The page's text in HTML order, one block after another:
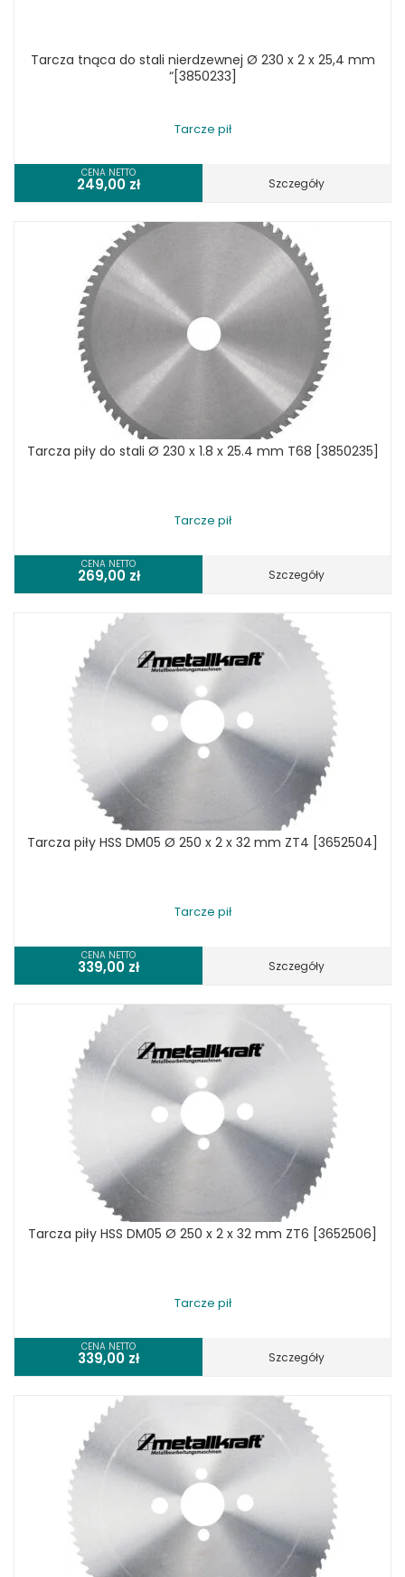
Tarcza tnąca do stali nierdzewnej Ø 230 x 2 x 25,4 mm
“[3850233]
Tarcze pił
CENA NETTO
249,00 zł Szczegóły
Tarcza piły do stali Ø 230 x 1.8 x 25.4 mm T68 [3850235]
Tarcze pił
CENA NETTO
269,00 zł Szczegóły
Tarcza piły HSS DM05 Ø 250 x 2 x 32 mm ZT4 [3652504]
Tarcze pił
CENA NETTO
339,00 zł Szczegóły
Tarcza piły HSS DM05 Ø 250 x 2 x 32 mm ZT6 [3652506]
Tarcze pił
CENA NETTO
339,00 zł Szczegóły